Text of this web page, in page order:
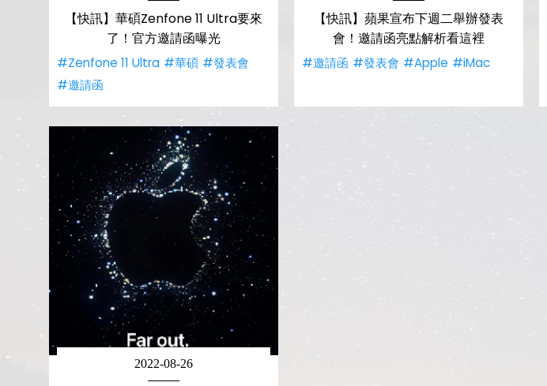
【快訊】華碩Zenfone 11 Ultra要來
了！官方邀請函曝光
#Zenfone 11 Ultra #華碩 #發表會
#邀請函
【快訊】蘋果宣布下週二舉辦發表
會！邀請函亮點解析看這裡
#邀請函 #發表會 #Apple #iMac
2022-08-26